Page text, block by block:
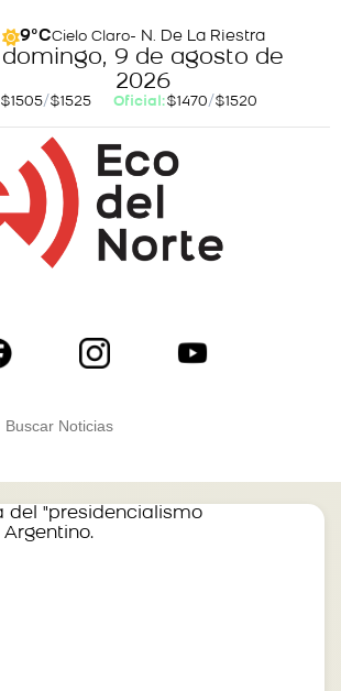
9°CCielo Claro- N. De La Riestra
domingo, 9 de agosto de
2026
$1505/$1525 Oficial:$1470/$1520